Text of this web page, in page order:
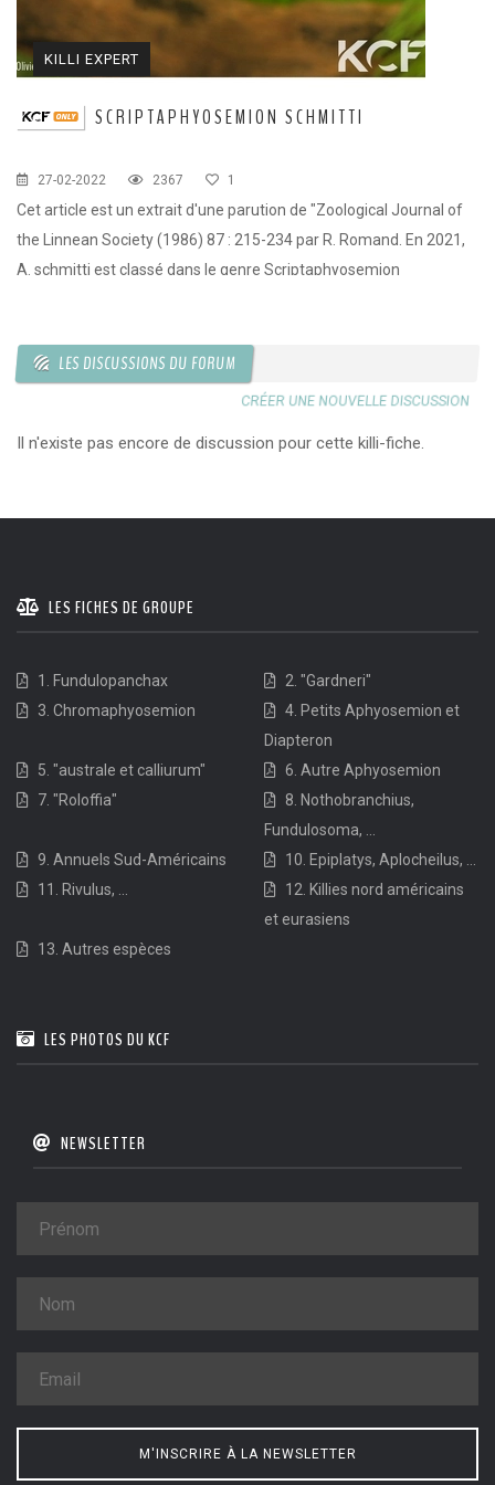
KILLI EXPERT
SCRIPTAPHYOSEMION SCHMITTI
27-02-2022 2367 1
Cet article est un extrait d'une parution de "Zoological Journal of
the Linnean Society (1986) 87 : 215-234 par R. Romand. En 2021,
A. schmitti est classé dans le genre Scriptaphyosemion
LES DISCUSSIONS DU FORUM
CRÉER UNE NOUVELLE DISCUSSION
Il n'existe pas encore de discussion pour cette killi-fiche.
LES FICHES DE GROUPE
1. Fundulopanchax
2. "Gardneri"
3. Chromaphyosemion
4. Petits Aphyosemion et
Diapteron
5. "australe et calliurum"
6. Autre Aphyosemion
7. "Roloffia"
8. Nothobranchius,
Fundulosoma, ...
9. Annuels Sud-Américains
10. Epiplatys, Aplocheilus, ...
11. Rivulus, ...
12. Killies nord américains
et eurasiens
13. Autres espèces
LES PHOTOS DU KCF
NEWSLETTER
M'INSCRIRE À LA NEWSLETTER